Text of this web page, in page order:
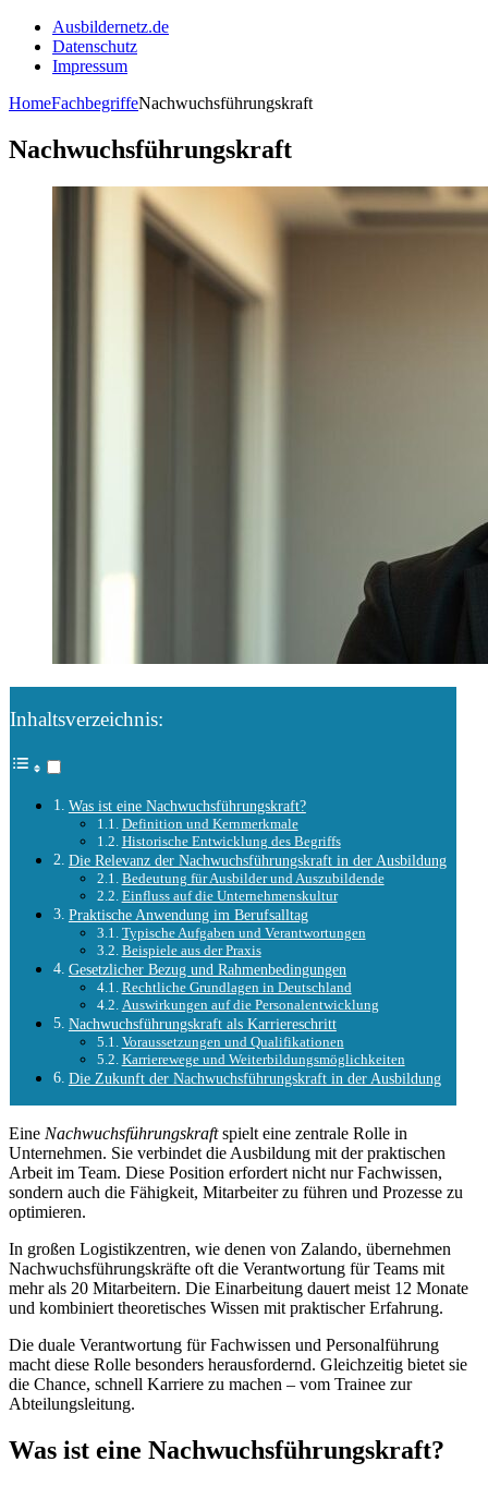
Ausbildernetz.de
Datenschutz
Impressum
HomeFachbegriffeNachwuchsführungskraft
Nachwuchsführungskraft
Inhaltsverzeichnis:
Was ist eine Nachwuchsführungskraft?
Definition und Kernmerkmale
Historische Entwicklung des Begriffs
Die Relevanz der Nachwuchsführungskraft in der Ausbildung
Bedeutung für Ausbilder und Auszubildende
Einfluss auf die Unternehmenskultur
Praktische Anwendung im Berufsalltag
Typische Aufgaben und Verantwortungen
Beispiele aus der Praxis
Gesetzlicher Bezug und Rahmenbedingungen
Rechtliche Grundlagen in Deutschland
Auswirkungen auf die Personalentwicklung
Nachwuchsführungskraft als Karriereschritt
Voraussetzungen und Qualifikationen
Karrierewege und Weiterbildungsmöglichkeiten
Die Zukunft der Nachwuchsführungskraft in der Ausbildung
Eine Nachwuchsführungskraftspielt eine zentrale Rolle in
Unternehmen. Sie verbindet die Ausbildung mit der praktischen
Arbeit im Team. Diese Position erfordert nicht nur Fachwissen,
sondern auch die Fähigkeit, Mitarbeiter zu führen und Prozesse zu
optimieren.
In großen Logistikzentren, wie denen von Zalando, übernehmen
Nachwuchsführungskräfte oft die Verantwortung für Teams mit
mehr als 20 Mitarbeitern. Die Einarbeitung dauert meist 12 Monate
und kombiniert theoretisches Wissen mit praktischer Erfahrung.
Die duale Verantwortung für Fachwissen und Personalführung
macht diese Rolle besonders herausfordernd. Gleichzeitig bietet sie
die Chance, schnell Karriere zu machen – vom Trainee zur
Abteilungsleitung.
Was ist eine Nachwuchsführungskraft?